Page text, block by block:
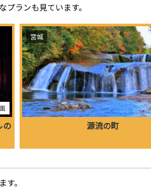
ランも見ています。
の
宮城
源流の町
。